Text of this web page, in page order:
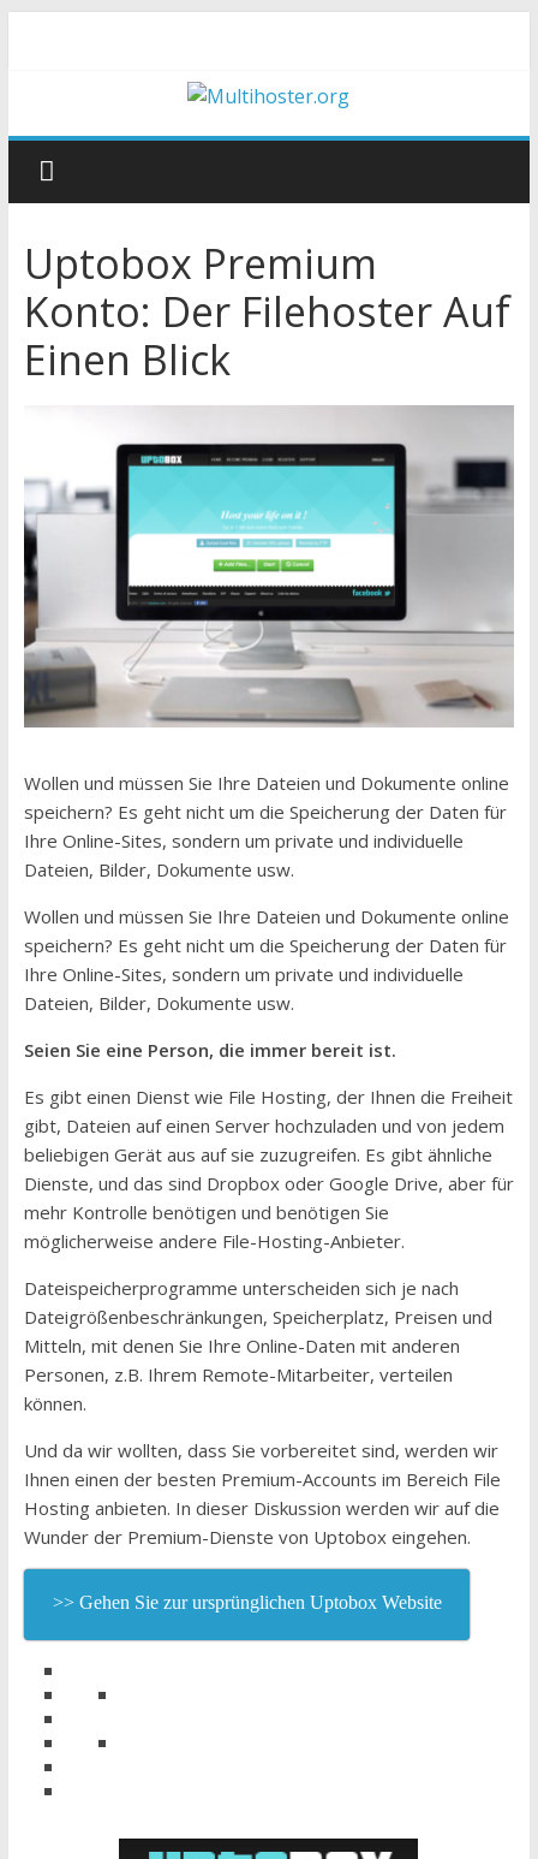
Uptobox Premium
Konto: Der Filehoster Auf
Einen Blick
Wollen und müssen Sie Ihre Dateien und Dokumente online
speichern? Es geht nicht um die Speicherung der Daten für
Ihre Online-Sites, sondern um private und individuelle
Dateien, Bilder, Dokumente usw.
Wollen und müssen Sie Ihre Dateien und Dokumente online
speichern? Es geht nicht um die Speicherung der Daten für
Ihre Online-Sites, sondern um private und individuelle
Dateien, Bilder, Dokumente usw.
Seien Sie eine Person, die immer bereit ist.
Es gibt einen Dienst wie File Hosting, der Ihnen die Freiheit
gibt, Dateien auf einen Server hochzuladen und von jedem
beliebigen Gerät aus auf sie zuzugreifen. Es gibt ähnliche
Dienste, und das sind Dropbox oder Google Drive, aber für
mehr Kontrolle benötigen und benötigen Sie
möglicherweise andere File-Hosting-Anbieter.
Dateispeicherprogramme unterscheiden sich je nach
Dateigrößenbeschränkungen, Speicherplatz, Preisen und
Mitteln, mit denen Sie Ihre Online-Daten mit anderen
Personen, z.B. Ihrem Remote-Mitarbeiter, verteilen
können.
Und da wir wollten, dass Sie vorbereitet sind, werden wir
Ihnen einen der besten Premium-Accounts im Bereich File
Hosting anbieten. In dieser Diskussion werden wir auf die
Wunder der Premium-Dienste von Uptobox eingehen.
>> Gehen Sie zur ursprünglichen Uptobox Website